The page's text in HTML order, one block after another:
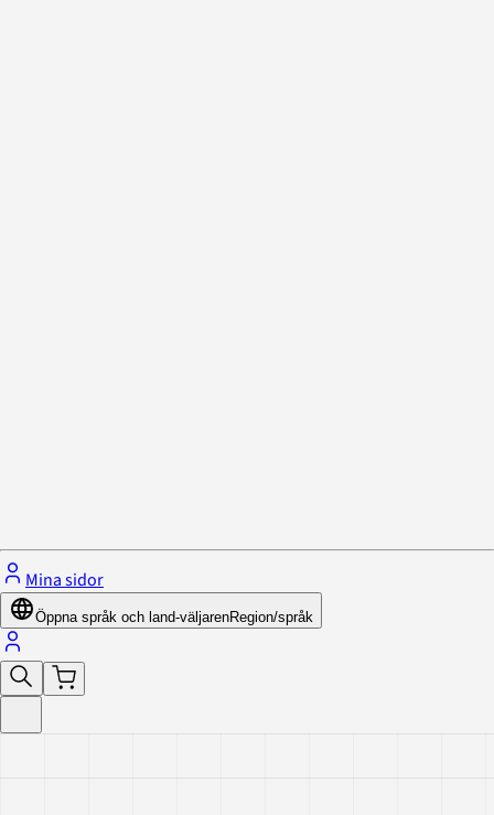
Mina sidor
Öppna språk och land-väljarenRegion/språk